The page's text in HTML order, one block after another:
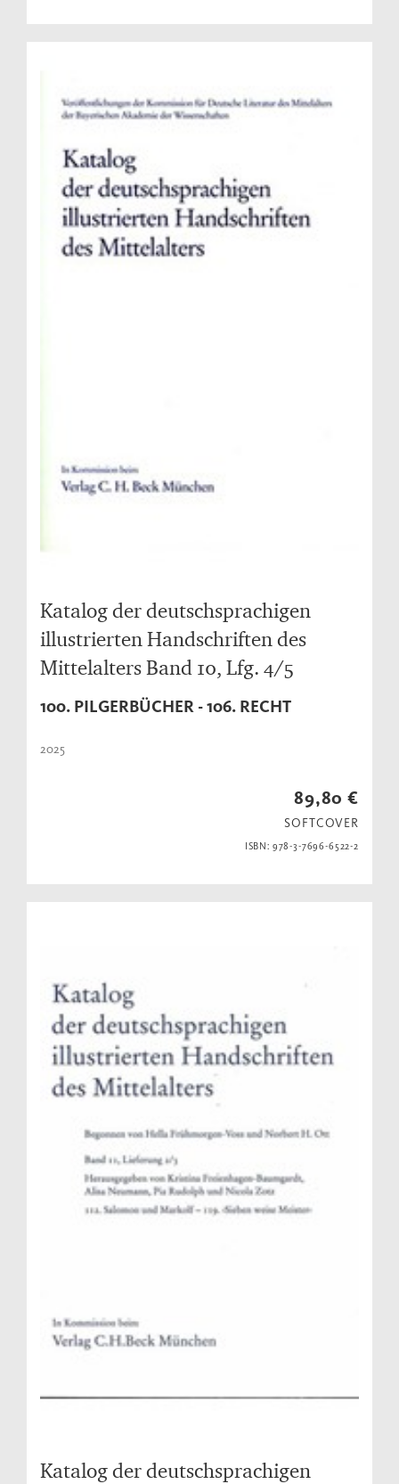
Katalog der deutschsprachigen
illustrierten Handschriften des
Mittelalters Band 10, Lfg. 4/5
100. PILGERBÜCHER - 106. RECHT
2025
89,80 €
SOFTCOVER
ISBN: 978-3-7696-6522-2
Katalog der deutschsprachigen